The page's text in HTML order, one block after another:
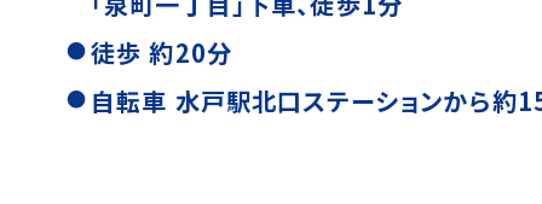
徒歩 約20分
自転車 水戸駅北口ステーションから約